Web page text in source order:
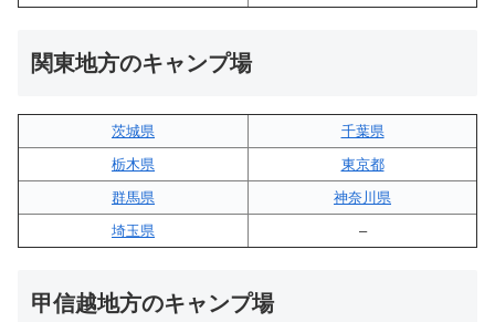
関東地方のキャンプ場
茨城県
千葉県
栃木県
東京都
群馬県
神奈川県
埼玉県
–
甲信越地方のキャンプ場